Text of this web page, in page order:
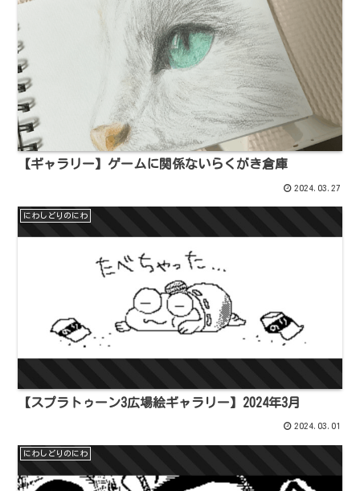
【ギャラリー】ゲームに関係ないらくがき倉庫
2024.03.27
にわしどりのにわ
【スプラトゥーン3広場絵ギャラリー】2024年3月
2024.03.01
にわしどりのにわ